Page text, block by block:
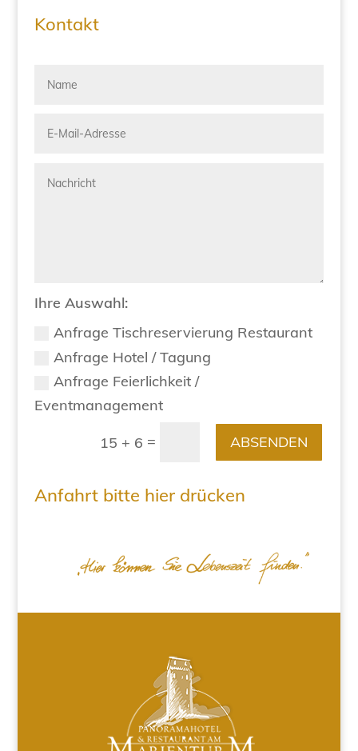
Kontakt
Ihre Auswahl:
Anfrage Tischreservierung Restaurant
Anfrage Hotel / Tagung
Anfrage Feierlichkeit /
Eventmanagement
15 + 6 = ABSENDEN
Anfahrt bitte hier drücken